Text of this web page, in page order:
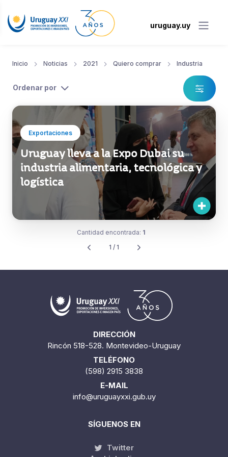
uruguay.uy
Inicio Noticias 2021 Quiero comprar Industria
Ordenar por
Exportaciones
Uruguay lleva a la Expo Dubai su
industria alimentaria, tecnológica y
logística
Cantidad encontrada: 1
1 / 1
DIRECCIÓN
Rincón 518-528. Montevideo-Uruguay
TELÉFONO
(598) 2915 3838
E-MAIL
info@uruguayxxi.gub.uy
SÍGUENOS EN
Twitter